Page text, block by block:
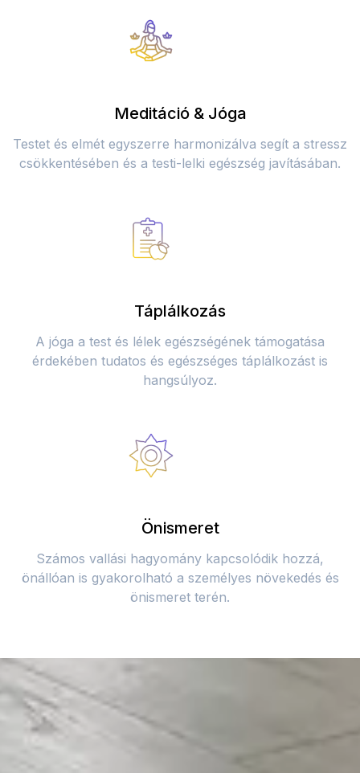
Meditáció & Jóga
Testet és elmét egyszerre harmonizálva segít a stressz
csökkentésében és a testi-lelki egészség javításában.
Táplálkozás
A jóga a test és lélek egészségének támogatása
érdekében tudatos és egészséges táplálkozást is
hangsúlyoz.
Önismeret
Számos vallási hagyomány kapcsolódik hozzá,
önállóan is gyakorolható a személyes növekedés és
önismeret terén.